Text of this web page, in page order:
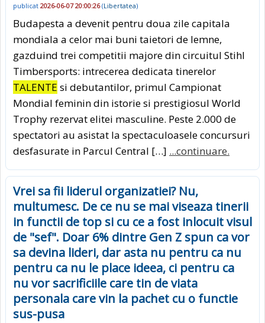
publicat 2026-06-07 20:00:26(Libertatea)
Budapesta a devenit pentru doua zile capitala
mondiala a celor mai buni taietori de lemne,
gazduind trei competitii majore din circuitul Stihl
Timbersports: intrecerea dedicata tinerelor
TALENTE si debutantilor, primul Campionat
Mondial feminin din istorie si prestigiosul World
Trophy rezervat elitei masculine. Peste 2.000 de
spectatori au asistat la spectaculoasele concursuri
desfasurate in Parcul Central […] ...continuare.
Vrei sa fii liderul organizatiei? Nu,
multumesc. De ce nu se mai viseaza tinerii
in functii de top si cu ce a fost inlocuit visul
de "sef". Doar 6% dintre Gen Z spun ca vor
sa devina lideri, dar asta nu pentru ca nu
pentru ca nu le place ideea, ci pentru ca
nu vor sacrificiile care tin de viata
personala care vin la pachet cu o functie
sus-pusa